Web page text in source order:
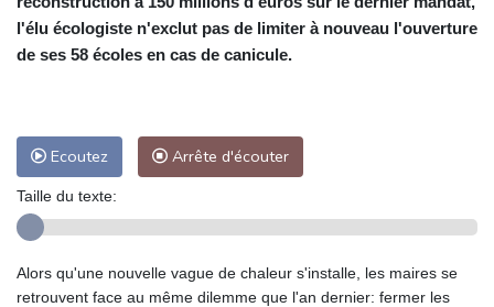
l'élu écologiste n'exclut pas de limiter à nouveau l'ouverture
de ses 58 écoles en cas de canicule.
Ecoutez Arrête d'écouter
Taille du texte:
Alors qu'une nouvelle vague de chaleur s'installe, les maires se
retrouvent face au même dilemme que l'an dernier: fermer les